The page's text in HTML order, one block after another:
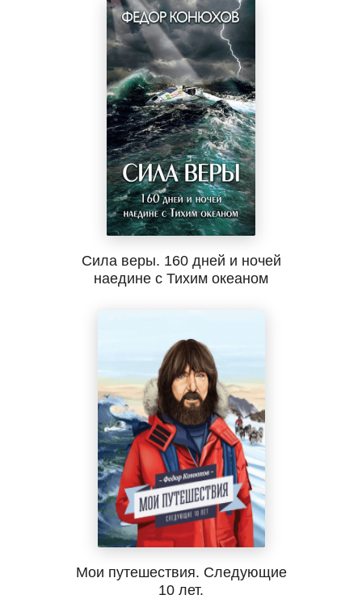
Сила веры. 160 дней и ночей
наедине с Тихим океаном
Мои путешествия. Следующие
10 лет.